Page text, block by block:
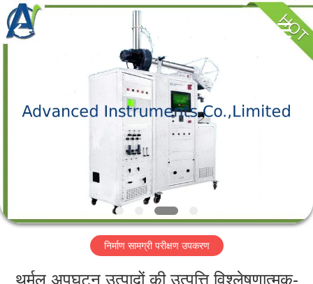
उत्पादों
में
भ्रमण
Advanced
Instruments
Co.,Limited.
All
Rights
निर्माण सामग्री परीक्षण उपकरण
थर्मल अपघटन उत्पादों की उत्पत्ति विश्लेषणात्मक-